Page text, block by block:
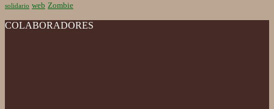
solidario web Zombie
COLABORADORES